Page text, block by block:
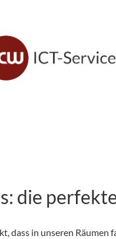
die
dass in unseren